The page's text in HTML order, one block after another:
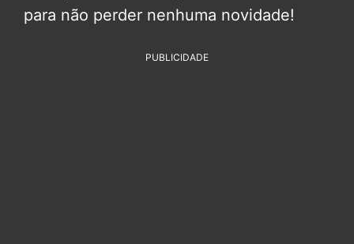
para não perder nenhuma novidade!
PUBLICIDADE